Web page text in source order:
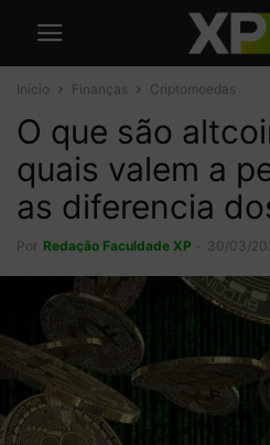
Início Finanças Criptomoedas
O que são
quais valem a
as diferencia
Por Redação Faculdade XP 30/03/